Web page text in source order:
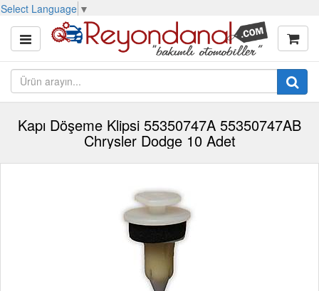
Select Language ▼
Kapı Döşeme Klipsi 55350747A 55350747AB
Chrysler Dodge 10 Adet